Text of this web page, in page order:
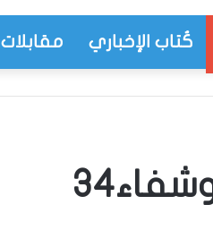
كُتاب الإخباري مقابلات